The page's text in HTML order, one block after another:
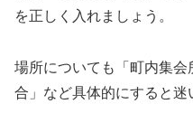
を正しく入れましょう。
場所についても「町内集
合」など具体的にすると迷